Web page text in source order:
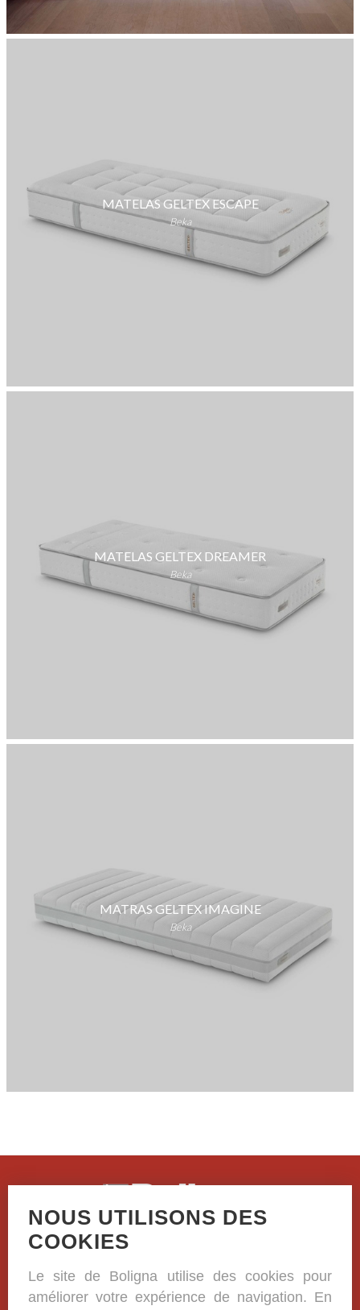
MATELAS GELTEX ESCAPE
Beka
MATELAS GELTEX DREAMER
Beka
MATRAS GELTEX IMAGINE
Beka
+32 (0)57 33 38 81
NOUS UTILISONS DES
COOKIES
Le site de Boligna utilise des cookies pour
améliorer votre expérience de navigation. En